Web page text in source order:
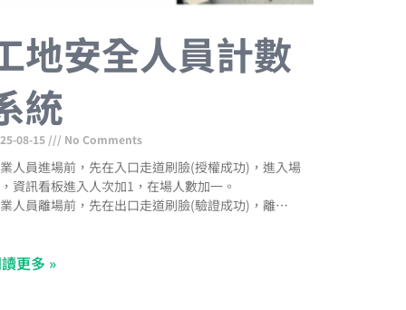
地安全人員計數
統
08-15 No Comments
人員進場前，先在入口走道刷臉(授權成功)，進入場
資訊看板進入人次加1，在場人數加一。
人員離場前，先在出口走道刷臉(驗證成功)，離開場
更多 »